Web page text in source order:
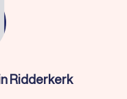
Ridderkerk